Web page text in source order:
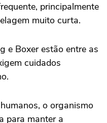
principalmente
muito curta.
e Boxer estão entre as
cuidados
o organismo
para manter a